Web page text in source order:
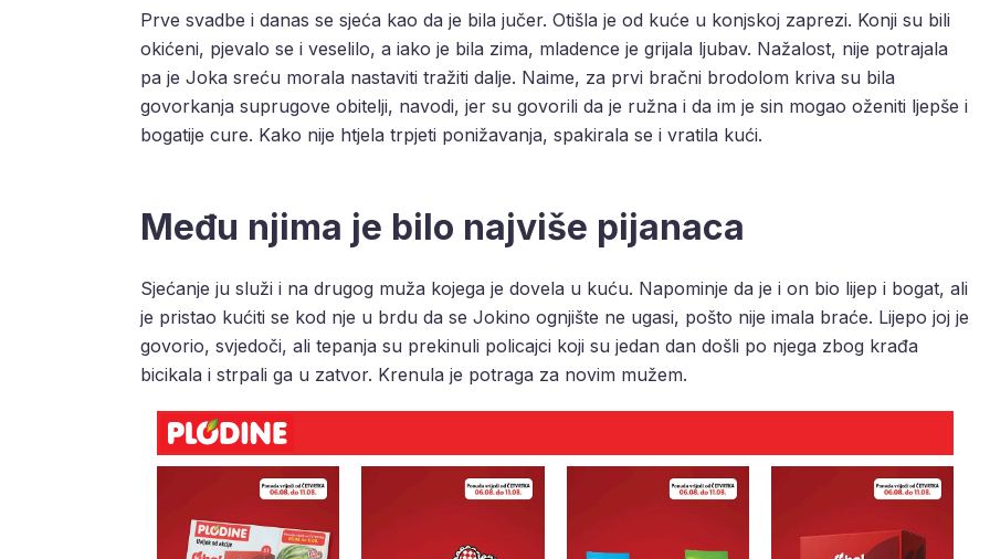
Prve svadbe i danas se sjeća kao da je bila jučer. Otišla je od kuće u konjskoj zaprezi. Konji su bili
okićeni, pjevalo se i veselilo, a iako je bila zima, mladence je grijala ljubav. Nažalost, nije potrajala
pa je Joka sreću morala nastaviti tražiti dalje. Naime, za prvi bračni brodolom kriva su bila
govorkanja suprugove obitelji, navodi, jer su govorili da je ružna i da im je sin mogao oženiti ljepše i
bogatije cure. Kako nije htjela trpjeti ponižavanja, spakirala se i vratila kući.
Među njima je bilo najviše pijanaca
Sjećanje ju služi i na drugog muža kojega je dovela u kuću. Napominje da je i on bio lijep i bogat, ali
je pristao kućiti se kod nje u brdu da se Jokino ognjište ne ugasi, pošto nije imala braće. Lijepo joj je
govorio, svjedoči, ali tepanja su prekinuli policajci koji su jedan dan došli po njega zbog krađa
bicikala i strpali ga u zatvor. Krenula je potraga za novim mužem.